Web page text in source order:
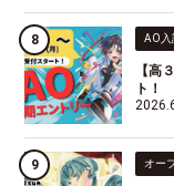
AO入
【高
ト！
オー